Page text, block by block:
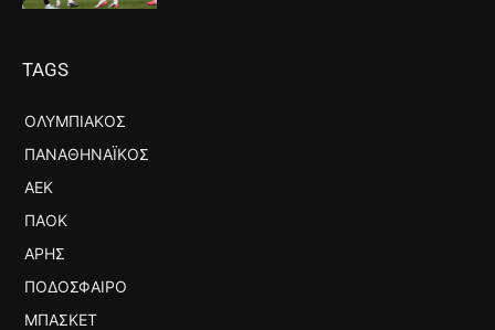
TAGS
ΟΛΥΜΠΙΑΚΌΣ
ΠΑΝΑΘΗΝΑΪΚΌΣ
ΑΕΚ
ΠΑΟΚ
ΆΡΗΣ
ΠΟΔΌΣΦΑΙΡΟ
ΜΠΆΣΚΕΤ